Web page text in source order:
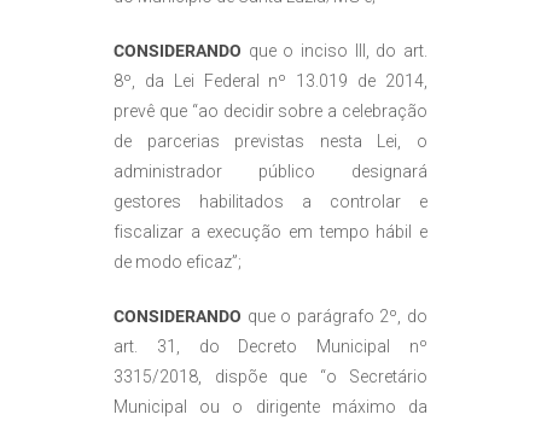
CONSIDERANDO que o inciso III, do art.
8º, da Lei Federal nº 13.019 de 2014,
prevê que “ao decidir sobre a celebração
de parcerias previstas nesta Lei, o
administrador público designará
gestores habilitados a controlar e
fiscalizar a execução em tempo hábil e
de modo eficaz”;
CONSIDERANDO que o parágrafo 2º, do
art. 31, do Decreto Municipal nº
3315/2018, dispõe que “o Secretário
Municipal ou o dirigente máximo da